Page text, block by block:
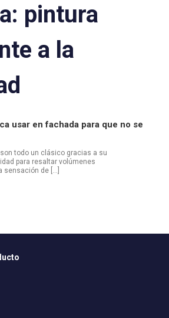
pintura
a la
usar en fachada para que no se
todo un clásico gracias a su
para resaltar volúmenes
sensación de […]